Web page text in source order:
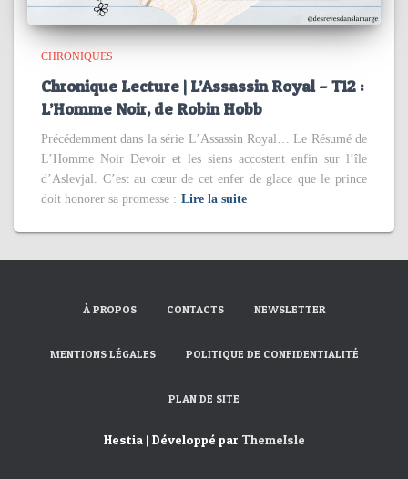
CHRONIQUES
Chronique Lecture | L’Assassin Royal – T12 :
L’Homme Noir, de Robin Hobb
Précédemment dans la série L’Assassin Royal… Le Résumé de
L’Homme Noir Devoir et les siens accostent enfin sur l’île
d’Aslevjal. C’est au cœur de cet enfer de glace que le prince
doit honorer sa promesse : Lire la suite
À PROPOS CONTACTS NEWSLETTER
MENTIONS LÉGALES POLITIQUE DE CONFIDENTIALITÉ
PLAN DE SITE
Hestia | Développé par ThemeIsle